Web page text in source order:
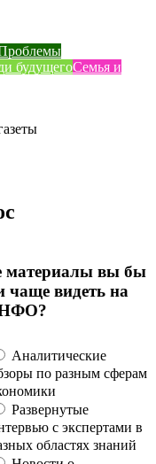
будущегоСемья и
материалы вы бы
чаще видеть на
Аналитические
по разным сферам
Развернутые
с экспертами в
областях знаний